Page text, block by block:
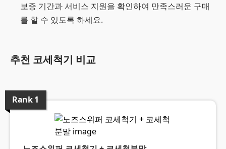
보증 기간과 서비스 지원을 확인하여 만족스러운 구매
를 할 수 있도록 하세요.
추천 코세척기 비교
Rank1